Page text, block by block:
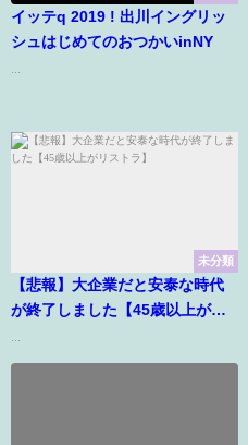
イッテq 2019 ! 出川イングリッ
シュはじめてのおつかいinNY
未分類
【悲報】大企業だと安泰な時代
が終了しました【45歳以上がリ